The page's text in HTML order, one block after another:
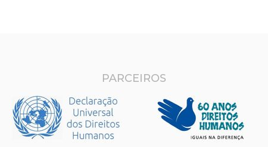
PARCEIROS